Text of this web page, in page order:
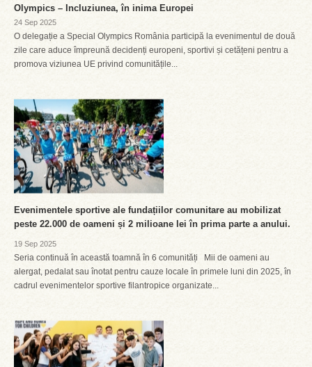
Olympics – Incluziunea, în inima Europei
24 Sep 2025
O delegație a Special Olympics România participă la evenimentul de două
zile care aduce împreună decidenți europeni, sportivi și cetățeni pentru a
promova viziunea UE privind comunitățile...
Evenimentele sportive ale fundațiilor comunitare au mobilizat
peste 22.000 de oameni și 2 milioane lei în prima parte a anului.
19 Sep 2025
Seria continuă în această toamnă în 6 comunități Mii de oameni au
alergat, pedalat sau înotat pentru cauze locale în primele luni din 2025, în
cadrul evenimentelor sportive filantropice organizate...